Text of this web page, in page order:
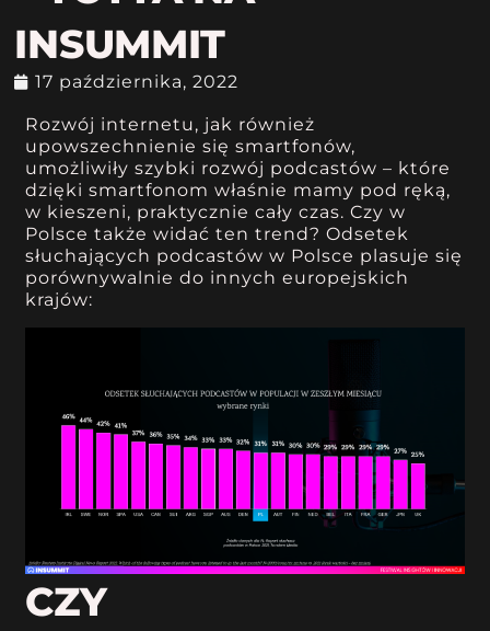
INSUMMIT
17 października, 2022
Rozwój internetu, jak również
upowszechnienie się smartfonów,
umożliwiły szybki rozwój podcastów – które
dzięki smartfonom właśnie mamy pod ręką,
w kieszeni, praktycznie cały czas. Czy w
Polsce także widać ten trend? Odsetek
słuchających podcastów w Polsce plasuje się
porównywalnie do innych europejskich
krajów:
CZY